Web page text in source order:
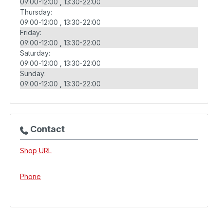
09:00-12:00
13:30-22:00
Thursday:
09:00-12:00
13:30-22:00
Friday:
09:00-12:00
13:30-22:00
Saturday:
09:00-12:00
13:30-22:00
Sunday:
09:00-12:00
13:30-22:00
Contact
Shop URL
Phone